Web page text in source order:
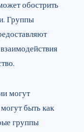
обострить
Группы
могут
быть как
группы